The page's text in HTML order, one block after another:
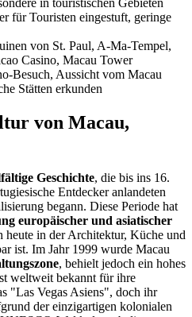
in touristischen Gebieten
für Touristen eingestuft, geringe
von St. Paul, A-Ma-Tempel,
Casino, Macau Tower
Besuch, Aussicht vom Macau
Stätten erkunden
von Macau,
Geschichte, die bis ins 16.
Entdecker anlandeten
begann. Diese Periode hat
europäischer und asiatischer
heute in der Architektur, Küche und
ist. Im Jahr 1999 wurde Macau
, behielt jedoch ein hohes
weltweit bekannt für ihre
"Las Vegas Asiens", doch ihr
der einzigartigen kolonialen